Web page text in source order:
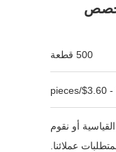
500 قطعة
أو نقوم
عملائنا.